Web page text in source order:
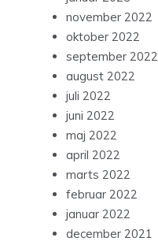
november 2022
oktober 2022
september 2022
august 2022
juli 2022
juni 2022
maj 2022
april 2022
marts 2022
februar 2022
januar 2022
december 2021